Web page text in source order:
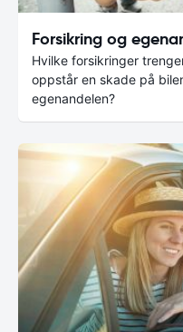
Forsikring og
Hvilke forsikringer
oppstår en skade på
egenandelen?